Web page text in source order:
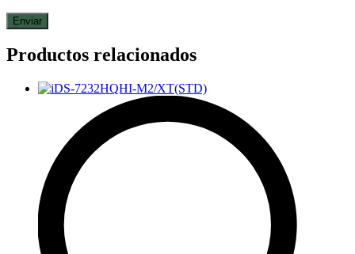
Productos relacionados